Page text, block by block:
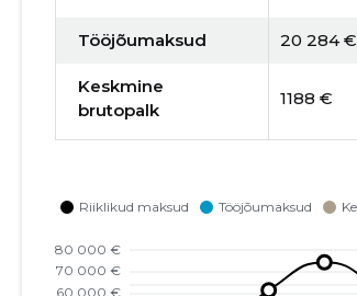
Tööjõumaksud 20 284 €
Keskmine
brutopalk
1188 €